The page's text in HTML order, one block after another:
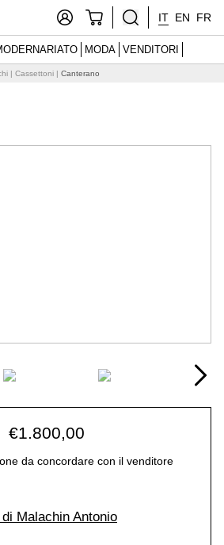
IT EN FR
MODA VENDITORI
| Cassettoni | Canterano
€1.800,00
da concordare con il venditore
Malachin Antonio